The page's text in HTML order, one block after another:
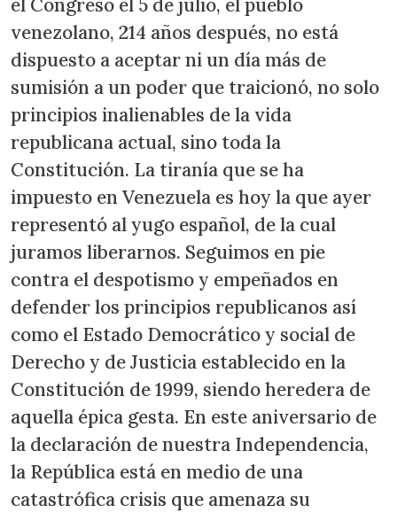
el Congreso el 5 de julio, el pueblo
venezolano, 214 años después, no está
dispuesto a aceptar ni un día más de
sumisión a un poder que traicionó, no solo
principios inalienables de la vida
republicana actual, sino toda la
Constitución. La tiranía que se ha
impuesto en Venezuela es hoy la que ayer
representó al yugo español, de la cual
juramos liberarnos. Seguimos en pie
contra el despotismo y empeñados en
defender los principios republicanos así
como el Estado Democrático y social de
Derecho y de Justicia establecido en la
Constitución de 1999, siendo heredera de
aquella épica gesta. En este aniversario de
la declaración de nuestra Independencia,
la República está en medio de una
catastrófica crisis que amenaza su